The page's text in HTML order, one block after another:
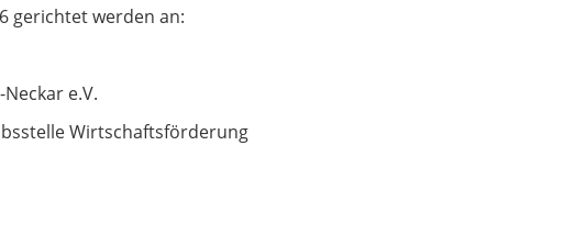
gerichtet werden an:
e.V.
Wirtschaftsförderung